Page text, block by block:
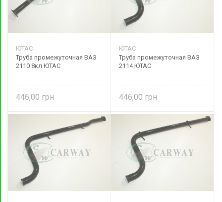
ЮТАС
Труба промежуточная ВАЗ
2110 8кл ЮТАС
446,00
ЮТАС
Труба промежуточная ВАЗ
2114 ЮТАС
446,00